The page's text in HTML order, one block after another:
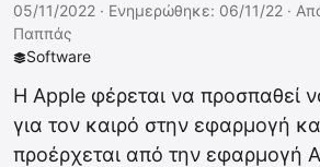
Software
05/11/2022 · Ενημερώθηκε: 06/11/22 ·
Παππάς
Η Apple φέρεται να προσπαθεί
για τον καιρό στην εφαρμογή
προέρχεται από την εφαρμογή